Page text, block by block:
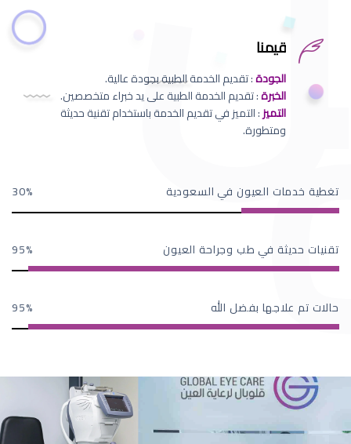
قيمنا
الجودة: تقديم الخدمة الطبية بجودة عالية.
الخبرة: تقديم الخدمة الطبية على يد خبراء متخصصين.
التميز: التميز في تقديم الخدمة باستخدام تقنية حديثة
ومتطورة.
تغطية خدمات العيون في السعودية 30
تقنيات حديثة في طب وجراحة العيون 95
حالات تم علاجها بفضل الله 95